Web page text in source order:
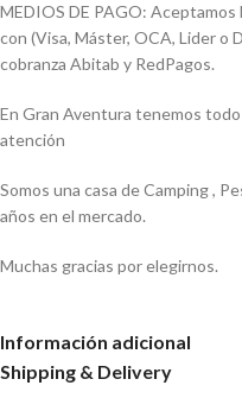
MEDIOS DE PAGO:
con (Visa, Máster, OCA, Lider o
cobranza Abitab y RedPagos.
En Gran Aventura tenemos
atención
Somos una casa de Camping ,
años en el mercado.
Muchas gracias por elegirnos.
Información adicional
Shipping & Delivery